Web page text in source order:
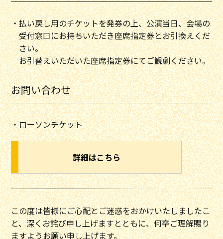
・払い戻し用のチケットを発券の上、公演当日、会場の
受付窓口にお持ちいただき座席指定券とお引換えくだ
さい。
お引替えいただいた座席指定券にてご観劇ください。
お問い合わせ
・ローソンチケット
詳細はこちら
この度は皆様にご心配とご迷惑をおかけいたしましたこ
と、深くお詫び申し上げますとともに、何卒ご理解賜り
ますようお願い申し上げます。